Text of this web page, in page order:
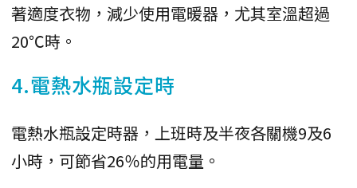
著適度衣物，減少使用電暖器，尤其室溫超過
20℃時。
4.電熱水瓶設定時
電熱水瓶設定時器，上班時及半夜各關機9及6
小時，可節省26％的用電量。